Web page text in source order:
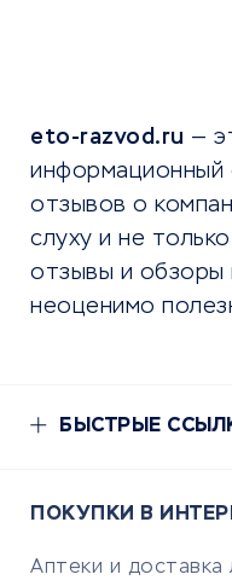
eto-razvod.ru —
информационный
отзывов о
слуху и не
отзывы и обзоры
неоценимо
БЫСТРЫЕ
ПОКУПКИ В
Аптеки и доставка